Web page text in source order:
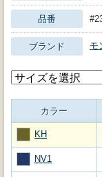
品番
ブランド モ
カラー
KH
NV1